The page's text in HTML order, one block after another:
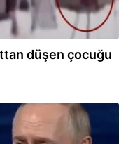
düşen çocuğu